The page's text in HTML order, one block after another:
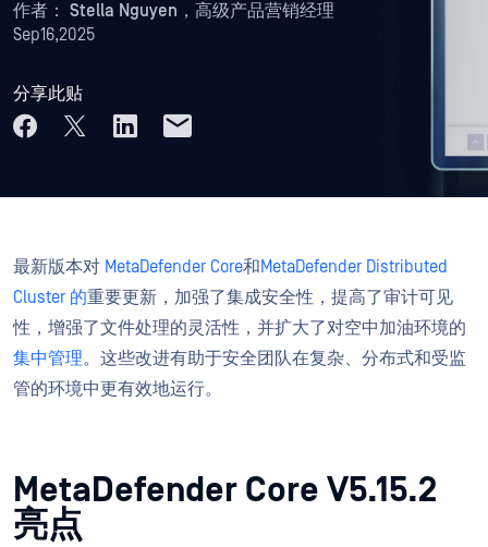
作者： Stella Nguyen，高级产品营销经理
Sep16,2025
分享此贴
最新版本对 MetaDefender Core和MetaDefender Distributed
Cluster 的重要更新，加强了集成安全性，提高了审计可见
性，增强了文件处理的灵活性，并扩大了对空中加油环境的
集中管理。这些改进有助于安全团队在复杂、分布式和受监
管的环境中更有效地运行。
MetaDefender Core V5.15.2
亮点